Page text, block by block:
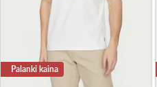
Palanki kaina